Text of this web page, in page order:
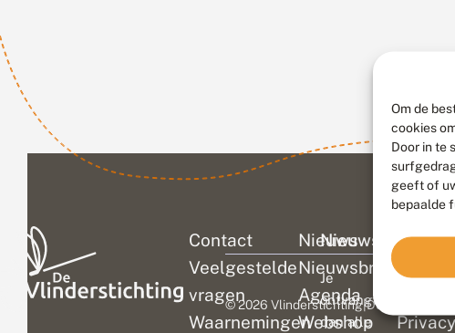
Om de
cookies
Door in te
geeft of
bepaalde
Contact
Veelgestelde
vragen
Waarnemingen
Nieuws
Nieuwsbrief
Agenda
Webshop
Nieuwsbrief
Je
ontvangt
dan alle
© 2026 Vlinderstichting|Duurzaam